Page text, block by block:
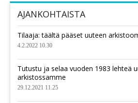
AJANKOHTAISTA
Tilaaja: täältä pääset uuteen
4.2.2022 10.30
Tutustu ja selaa vuoden 1983 lehteä
arkistossamme
29.12.2021 11.25